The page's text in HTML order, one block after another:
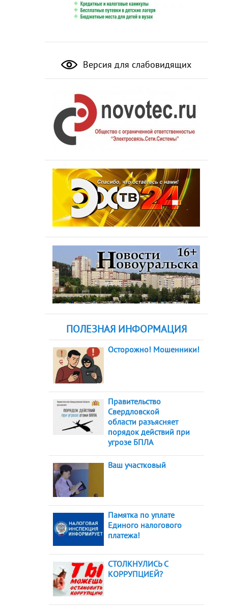
Версия для слабовидящих
ПОЛЕЗНАЯ ИНФОРМАЦИЯ
Осторожно! Мошенники!
Правительство
Свердловской
области разъясняет
порядок действий при
угрозе БПЛА
Ваш участковый
Памятка по уплате
Единого налогового
платежа!
СТОЛКНУЛИСЬ С
КОРРУПЦИЕЙ?